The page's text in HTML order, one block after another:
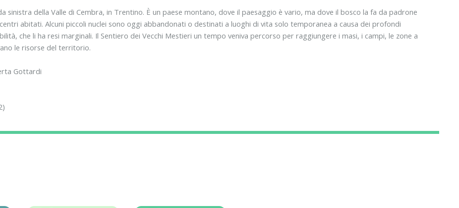
sinistra della Valle di Cembra, in Trentino. È un paese montano, dove il paesaggio è vario, ma dove il bosco la fa da padrone
abitati. Alcuni piccoli nuclei sono oggi abbandonati o destinati a luoghi di vita solo temporanea a causa dei profondi
che li ha resi marginali. Il Sentiero dei Vecchi Mestieri un tempo veniva percorso per raggiungere i masi, i campi, le zone a
le risorse del territorio.
Gottardi